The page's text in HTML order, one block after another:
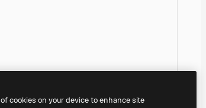
cookies on your device to enhance site